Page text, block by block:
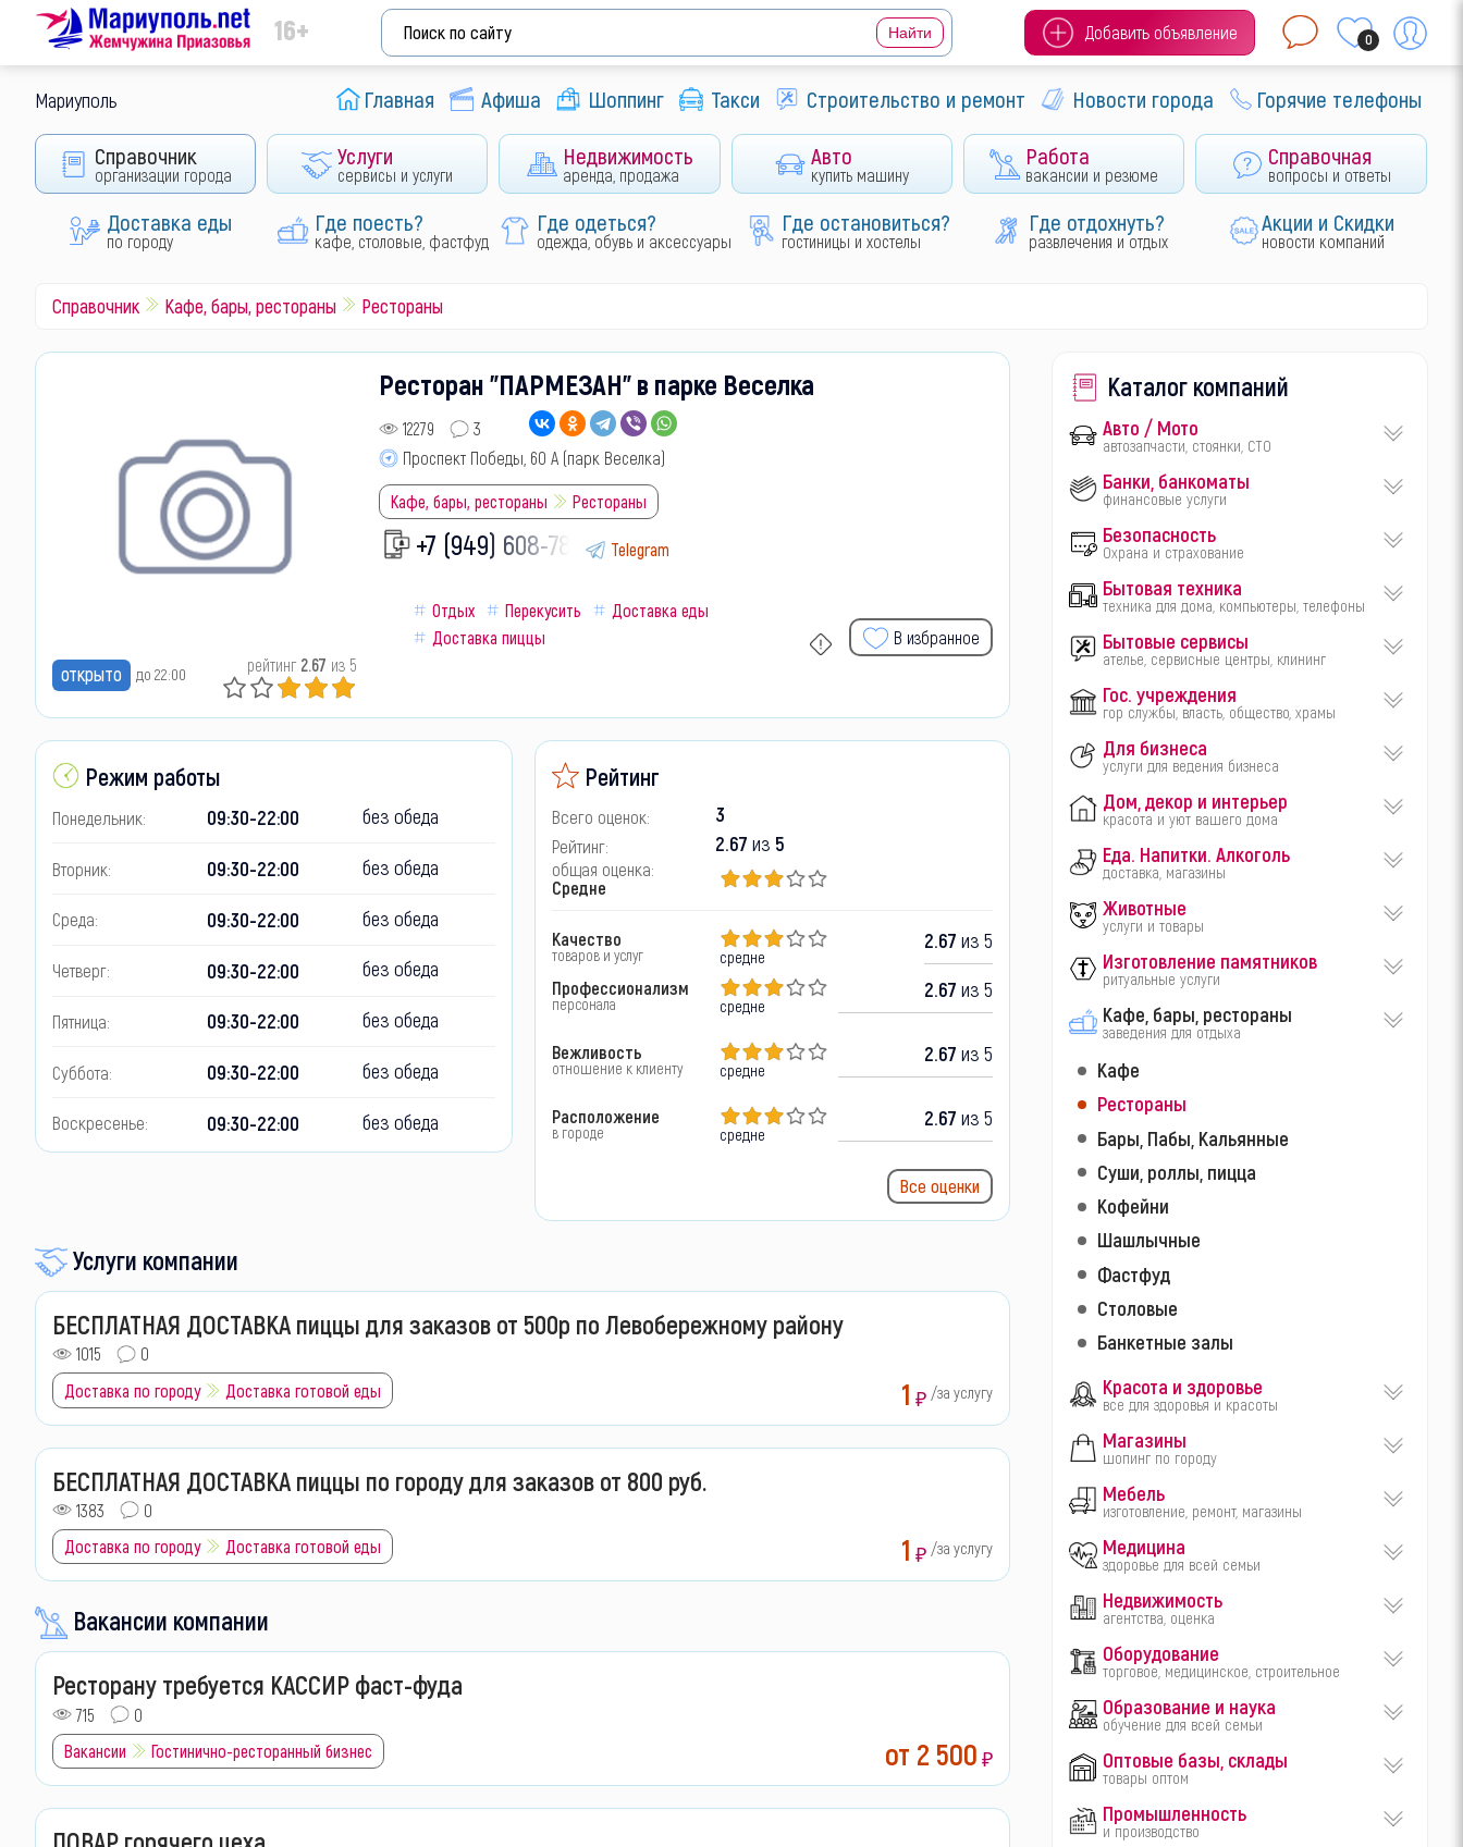
16+ Добавить объявление 0
Мариуполь Главная Афиша Шоппинг Такси Строительство и ремонт Новости города Горячие телефоны
Справочник
организации города
Услуги
сервисы и услуги
Недвижимость
аренда, продажа
Авто
купить машину
Работа
вакансии и резюме
Справочная
вопросы и ответы
Доставка еды
по городу
Где поесть?
кафе, столовые, фастфуд
Где одеться?
одежда, обувь и аксессуары
Где остановиться?
гостиницы и хостелы
Где отдохнуть?
развлечения и отдых
Акции и Скидки
новости компаний
Справочник Кафе, бары, рестораны Рестораны
открыто до 22:00 рейтинг 2.67 из 5
Ресторан "ПАРМЕЗАН" в парке Веселка
12279
3
Проспект Победы, 60 А (парк Веселка)
Кафе, бары, рестораны Рестораны
+7 (949) 608-78- Telegram
Отдых Перекусить
Доставка еды
Доставка пиццы
В избранное
Режим работы
Понедельник: 09:30-22:00 без обеда
Вторник: 09:30-22:00 без обеда
Среда: 09:30-22:00 без обеда
Четверг: 09:30-22:00 без обеда
Пятница: 09:30-22:00 без обеда
Суббота: 09:30-22:00 без обеда
Воскресенье: 09:30-22:00 без обеда
Рейтинг
Всего оценок: 3
Рейтинг: 2.67 из 5
общая оценка:
Средне
Качество
товаров и услуг средне
2.67 из 5
Профессионализм
персонала средне
2.67 из 5
Вежливость
отношение к клиенту средне
2.67 из 5
Расположение
в городе средне
2.67 из 5
Все оценки
Услуги компании
БЕСПЛАТНАЯ ДОСТАВКА пиццы для заказов от 500р по Левобережному району
1015
0
Доставка по городу
Доставка готовой еды 1 ₽ /за услугу
БЕСПЛАТНАЯ ДОСТАВКА пиццы по городу для заказов от 800 руб.
1383
0
Доставка по городу
Доставка готовой еды 1 ₽ /за услугу
Вакансии компании
Ресторану требуется КАССИР фаст-фуда
715
0
Вакансии
Гостинично-ресторанный бизнес от 2 500 ₽
Каталог компаний
Авто / Мото
автозапчасти, стоянки, СТО
Банки, банкоматы
финансовые услуги
Безопасность
Охрана и страхование
Бытовая техника
техника для дома, компьютеры, телефоны
Бытовые сервисы
ателье, сервисные центры, клининг
Гос. учреждения
гор службы, власть, общество, храмы
Для бизнеса
услуги для ведения бизнеса
Дом, декор и интерьер
красота и уют вашего дома
Еда. Напитки. Алкоголь
доставка, магазины
Животные
услуги и товары
Изготовление памятников
ритуальные услуги
Кафе, бары, рестораны
заведения для отдыха
Кафе
Рестораны
Бары, Пабы, Кальянные
Суши, роллы, пицца
Кофейни
Шашлычные
Фастфуд
Столовые
Банкетные залы
Красота и здоровье
все для здоровья и красоты
Магазины
шопинг по городу
Мебель
изготовление, ремонт, магазины
Медицина
здоровье для всей семьи
Недвижимость
агентства, оценка
Оборудование
торговое, медицинское, строительное
Образование и наука
обучение для всей семьи
Оптовые базы, склады
товары оптом
Промышленность
и производство